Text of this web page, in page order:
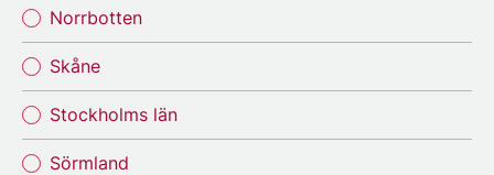
Norrbotten
Skåne
Stockholms län
Sörmland